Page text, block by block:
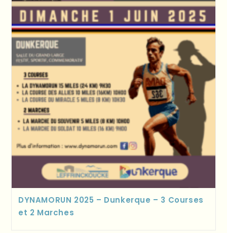
DYNAMORUN 2025 – Dunkerque – 3 Courses
et 2 Marches